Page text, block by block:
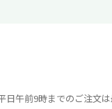
日午前9時までのご注文